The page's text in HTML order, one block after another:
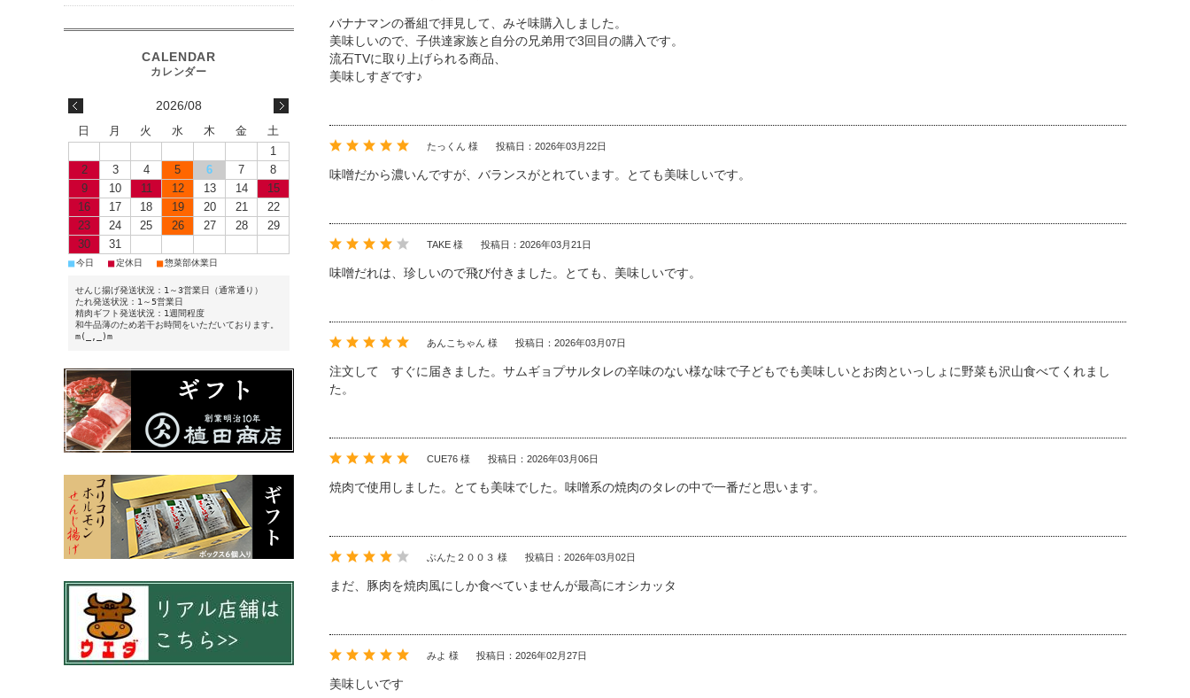
バナナマンの番組で拝見して、みそ味購入しました。
美味しいので、子供達家族と自分の兄弟用で3回目の購入です。
流石TVに取り上げられる商品、
美味しすぎです♪
たっくん 様 投稿日：2026年03月22日
味噌だから濃いんですが、バランスがとれています。とても美味しいです。
TAKE 様 投稿日：2026年03月21日
味噌だれは、珍しいので飛び付きました。とても、美味しいです。
あんこちゃん 様 投稿日：2026年03月07日
注文して すぐに届きました。サムギョプサルタレの辛味のない様な味で子どもでも美味しいとお肉といっしょに野菜も沢山食べてくれまし
た。
CUE76 様 投稿日：2026年03月06日
焼肉で使用しました。とても美味でした。味噌系の焼肉のタレの中で一番だと思います。
ぶんた２００３ 様 投稿日：2026年03月02日
まだ、豚肉を焼肉風にしか食べていませんが最高にオシカッタ
みよ 様 投稿日：2026年02月27日
美味しいです
2026/08
日 月 火 水 木 金
土
1
2
3 4 5 6 7
8
9
10 11 12 13 14
15
16
17 18 19 20 21
22
23
24 25 26 27 28
29
30
31
■今日 ■定休日 ■惣菜部休業日
せんじ揚げ発送状況：1～3営業日（通常通り）
たれ発送状況：1～5営業日
精肉ギフト発送状況：1週間程度
和牛品薄のため若干お時間をいただいております。
m(_,_)m